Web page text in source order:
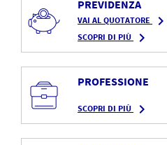
PREVIDENZA
VAI AL QUOTATORE navigate_next
SCOPRI DI PIÙ navigate_next
PROFESSIONE
SCOPRI DI PIÙ navigate_next